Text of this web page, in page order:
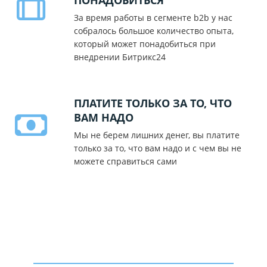
За время работы в сегменте b2b у нас
собралось большое количество опыта,
который может понадобиться при
внедрении Битрикс24
ПЛАТИТЕ ТОЛЬКО ЗА ТО, ЧТО
ВАМ НАДО
Мы не берем лишних денег, вы платите
только за то, что вам надо и с чем вы не
можете справиться сами